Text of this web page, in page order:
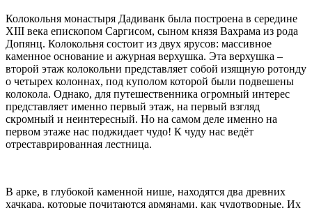
Колокольня монастыря Дадиванк была построена в середине
XIII века епископом Саргисом, сыном князя Вахрама из рода
Допянц. Колокольня состоит из двух ярусов: массивное
каменное основание и ажурная верхушка. Эта верхушка –
второй этаж колокольни представляет собой изящную ротонду
о четырех колоннах, под куполом которой были подвешены
колокола. Однако, для путешественника огромный интерес
представляет именно первый этаж, на первый взгляд
скромный и неинтересный. Но на самом деле именно на
первом этаже нас поджидает чудо! К чуду нас ведёт
отреставрированная лестница.
В арке, в глубокой каменной нише, находятся два древних
хачкара, которые почитаются армянами, как чудотворные. Их